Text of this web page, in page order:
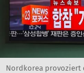
Nordkorea provoziert